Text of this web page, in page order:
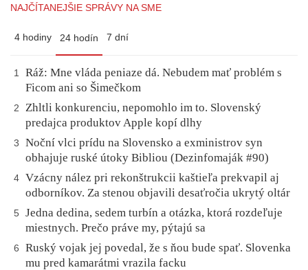
NAJČÍTANEJŠIE SPRÁVY NA SME
4 hodiny 24 hodín 7 dní
1
Ráž: Mne vláda peniaze dá. Nebudem mať problém s
Ficom ani so Šimečkom
2
Zhltli konkurenciu, nepomohlo im to. Slovenský
predajca produktov Apple kopí dlhy
3
Noční vlci prídu na Slovensko a exministrov syn
obhajuje ruské útoky Bibliou (Dezinfomaják #90)
4 Vzácny nález pri rekonštrukcii kaštieľa prekvapil aj
odborníkov. Za stenou objavili desaťročia ukrytý oltár
5
Jedna dedina, sedem turbín a otázka, ktorá rozdeľuje
miestnych. Prečo práve my, pýtajú sa
6
Ruský vojak jej povedal, že s ňou bude spať. Slovenka
mu pred kamarátmi vrazila facku